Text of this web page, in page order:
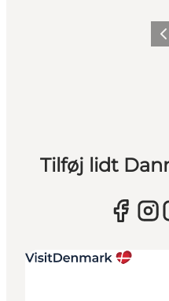
Tilføj lidt